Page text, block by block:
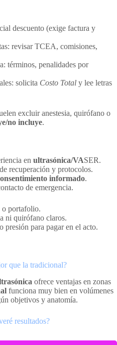
descuento (exige factura y
revisar TCEA, comisiones,
términos, penalidades por
solicita Costo Total y lee letras
excluir anestesia, quirófano o
no incluye.
en ultrasónica/VASER.
recuperación y protocolos.
informado.
de emergencia.
o portafolio.
ni quirófano claros.
presión para pagar en el acto.
que la tradicional?
ofrece ventajas en zonas
funciona muy bien en volúmenes
objetivos y anatomía.
resultados?